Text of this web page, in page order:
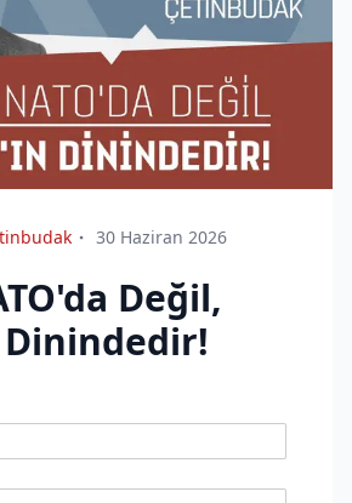
30 Haziran 2026
Değil,